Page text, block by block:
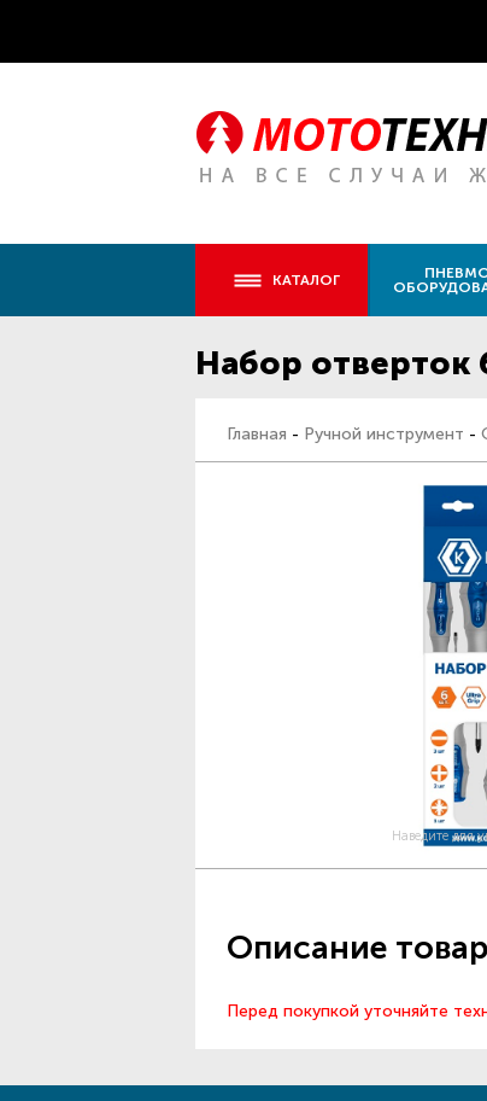
КАТАЛОГ
Набор отверток
Главная - Ручной инструмент -
Наведите для
Описание
Перед покупкой уточняйте